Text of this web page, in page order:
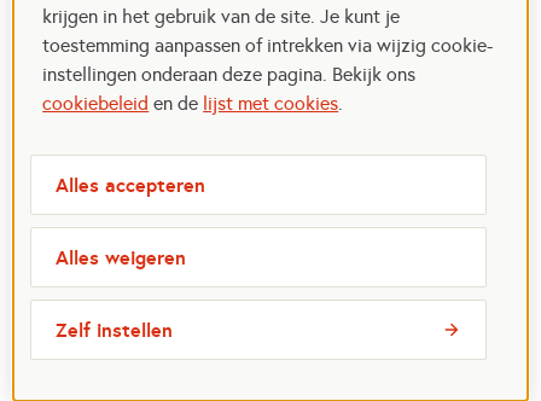
krijgen in het gebruik van de site. Je kunt je
toestemming aanpassen of intrekken via wijzig cookie-
instellingen onderaan deze pagina. Bekijk ons
cookiebeleid en de lijst met cookies.
Alles accepteren
Alles weigeren
Zelf instellen